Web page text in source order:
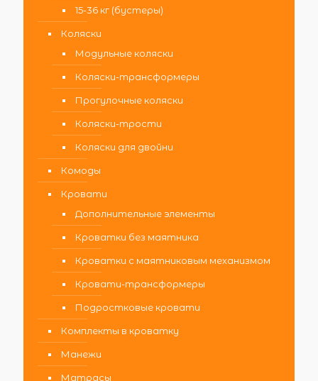
15-36 кг (бустеры)
Коляски
Модульные коляски
Коляски-трансформеры
Прогулочные коляски
Коляски-трости
Коляски для двойни
Комоды
Кровати
Дополнительные элементы
Кроватки без маятника
Кроватки с маятниковым механизмом
Кровати-трансформеры
Подростковые кровати
Комплекты в кроватку
Манежи
Матрасы